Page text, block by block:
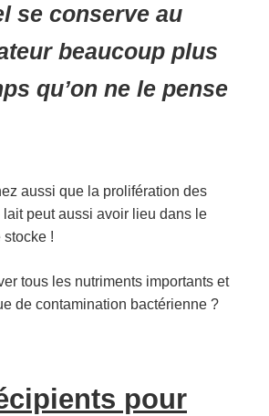
se conserve au
beaucoup plus
qu’on ne le pense
aussi que la prolifération des
lait peut aussi avoir lieu dans le
stocke !
tous les nutriments importants et
de contamination bactérienne ?
pour